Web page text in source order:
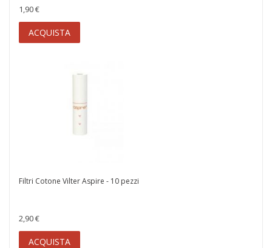
1,90 €
ACQUISTA
Filtri Cotone Vilter Aspire - 10 pezzi
2,90 €
ACQUISTA